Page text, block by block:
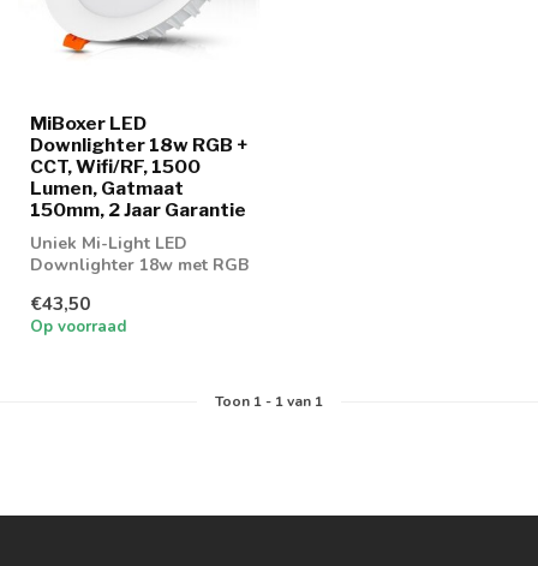
MiBoxer LED
Downlighter 18w RGB +
CCT, Wifi/RF, 1500
Lumen, Gatmaat
150mm, 2 Jaar Garantie
Uniek Mi-Light LED
Downlighter 18w met RGB
€43,50
Op voorraad
Toon 1- 1van 1